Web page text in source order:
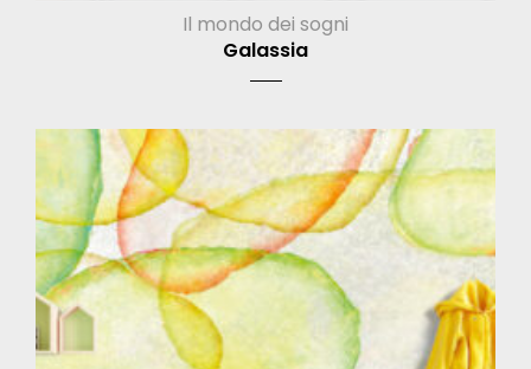
Il mondo dei sogni
Galassia